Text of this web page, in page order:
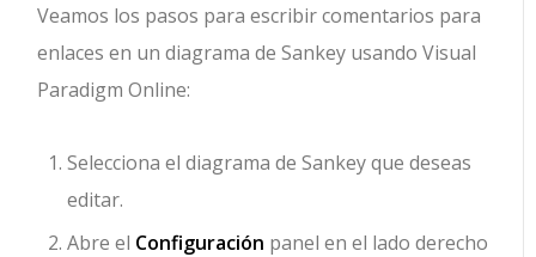
Veamos los pasos para escribir comentarios para
enlaces en un diagrama de Sankey usando Visual
Paradigm Online:
Selecciona el diagrama de Sankey que deseas
editar.
Abre el Configuración panel en el lado derecho